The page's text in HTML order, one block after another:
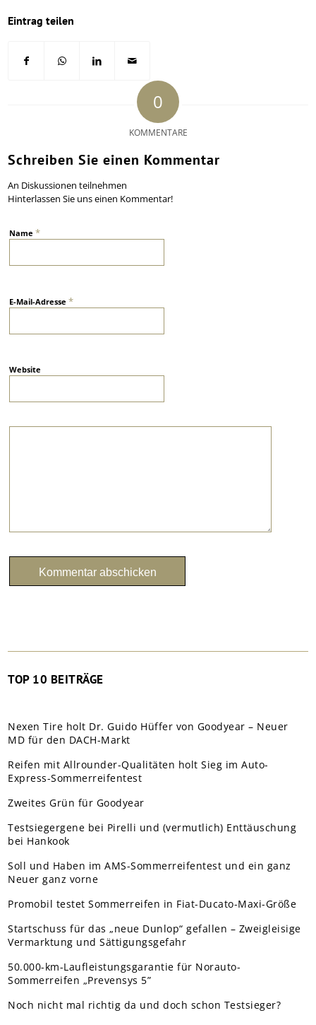
Eintrag teilen
0
KOMMENTARE
Schreiben Sie einen Kommentar
An Diskussionen teilnehmen
Hinterlassen Sie uns einen Kommentar!
Name*
E-Mail-Adresse*
Website
TOP 10 BEITRÄGE
Nexen Tire holt Dr. Guido Hüffer von Goodyear – Neuer
MD für den DACH-Markt
Reifen mit Allrounder-Qualitäten holt Sieg im Auto-
Express-Sommerreifentest
Zweites Grün für Goodyear
Testsiegergene bei Pirelli und (vermutlich) Enttäuschung
bei Hankook
Soll und Haben im AMS-Sommerreifentest und ein ganz
Neuer ganz vorne
Promobil testet Sommerreifen in Fiat-Ducato-Maxi-Größe
Startschuss für das „neue Dunlop“ gefallen – Zweigleisige
Vermarktung und Sättigungsgefahr
50.000-km-Laufleistungsgarantie für Norauto-
Sommerreifen „Prevensys 5”
Noch nicht mal richtig da und doch schon Testsieger?